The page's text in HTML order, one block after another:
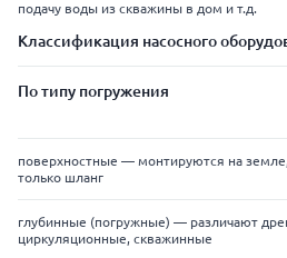
подачу воды из скважины в дом и т.д.
Классификация насосного
По типу погружения
поверхностные — монтируются на земле,
только шланг
глубинные (погружные) — различают
циркуляционные, скважинные